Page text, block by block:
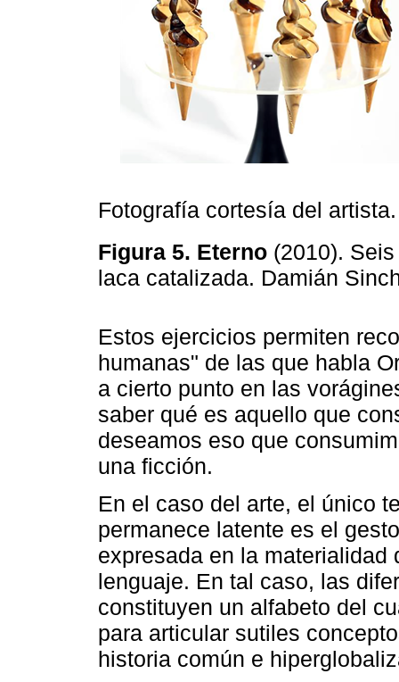
Fotografía cortesía del artista.
Figura 5. Eterno (2010).
laca catalizada. Damián
Estos ejercicios permiten
humanas" de las que habla
a cierto punto en las
saber qué es aquello que
deseamos eso que
una ficción.
En el caso del arte, el único
permanece latente es el
expresada en la
lenguaje. En tal caso, las
constituyen un alfabeto del
para articular sutiles
historia común e